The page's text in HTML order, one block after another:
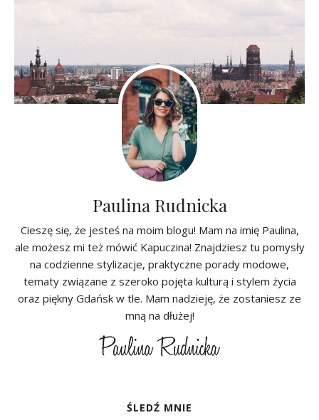
Paulina Rudnicka
Cieszę się, że jesteś na moim blogu! Mam na imię Paulina,
ale możesz mi też mówić Kapuczina! Znajdziesz tu pomysły
na codzienne stylizacje, praktyczne porady modowe,
tematy związane z szeroko pojęta kulturą i stylem życia
oraz piękny Gdańsk w tle. Mam nadzieję, że zostaniesz ze
mną na dłużej!
ŚLEDŹ MNIE